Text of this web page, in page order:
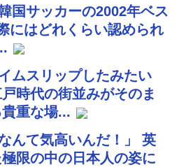
国サッカーの2002年ベス
にはどれくらい認められ
ムスリップしたみたい
時代の街並みがそのま
重な場...
んて気高いんだ！」 英
限の中の日本人の姿に